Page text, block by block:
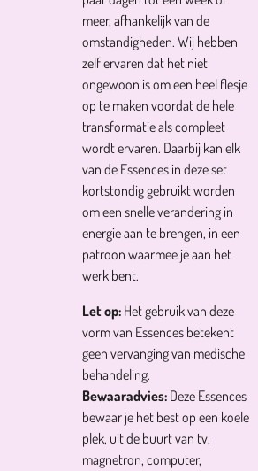
meer, afhankelijk van de
omstandigheden. Wij hebben
zelf ervaren dat het niet
ongewoon is om een heel flesje
op te maken voordat de hele
transformatie als compleet
wordt ervaren. Daarbij kan elk
van de Essences in deze set
kortstondig gebruikt worden
om een snelle verandering in
energie aan te brengen, in een
patroon waarmee je aan het
werk bent.
Let op: Het gebruik van deze
vorm van Essences betekent
geen vervanging van medische
behandeling.
Bewaaradvies: Deze Essences
bewaar je het best op een koele
plek, uit de buurt van tv,
magnetron, computer,